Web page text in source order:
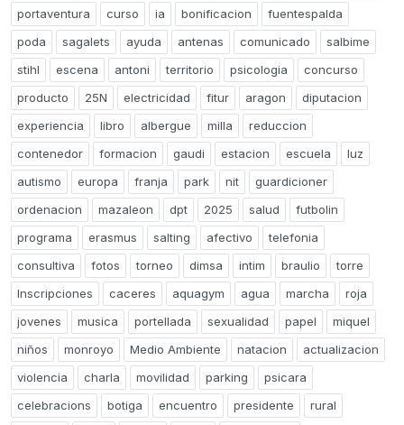
portaventura
curso ia bonificacion
fuentespalda
poda
sagalets ayuda antenas comunicado
salbime
stihl
escena antoni territorio psicologia
concurso
producto
25N electricidad fitur aragon
diputacion
experiencia
libro albergue milla
reduccion
contenedor
formacion gaudi estacion escuela
luz
autismo
europa franja park nit
guardicioner
ordenacion
mazaleon dpt 2025 salud
futbolin
programa
erasmus salting afectivo
telefonia
consultiva
fotos torneo dimsa intim braulio
torre
Inscripciones
caceres aquagym agua marcha
roja
jovenes
musica portellada sexualidad papel
miquel
niños
monroyo Medio Ambiente natacion
actualizacion
violencia
charla movilidad parking
psicara
celebracions
botiga encuentro presidente
rural